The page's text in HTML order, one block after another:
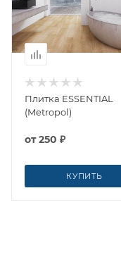
Плитка ESSENTIAL
(Metropol)
от250 ₽
КУПИТЬ